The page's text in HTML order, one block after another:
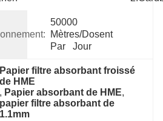
50000
Mètres/dosent
Par   Jour
Papier filtre absorbant froissé
de HME
, Papier absorbant de HME,
papier filtre absorbant de
1.1mm